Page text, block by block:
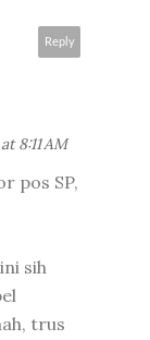
Reply
8:11 AM
pos SP,
sih
trus